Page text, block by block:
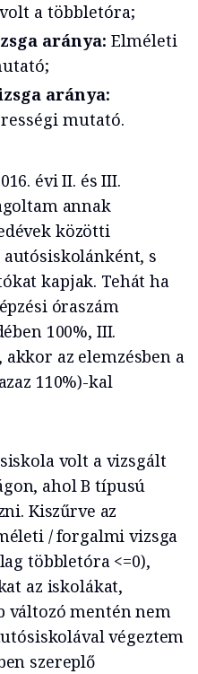
a többletóra;
aránya: Elméleti
aránya:
mutató.
évi II. és III.
annak
közötti
s
kapjak. Tehát ha
óraszám
100%, III.
akkor az elemzésben a
110%)-kal
volt a vizsgált
ahol B típusú
Kiszűrve az
/ forgalmi vizsga
többletóra <=0),
az iskolákat,
változó mentén nem
végeztem
szereplő